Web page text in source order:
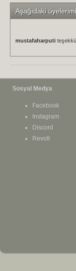
Aşağıdaki
mustafaharputi
Sosyal Medya
Facebook
Instagram
Discord
Revolt